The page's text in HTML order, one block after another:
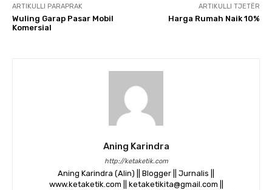
ARTIKULLI PARAPRAK
Wuling Garap Pasar Mobil
Komersial
ARTIKULLI TJETËR
Harga Rumah Naik 10%
Aning Karindra
http://ketaketik.com
Aning Karindra (Alin) || Blogger || Jurnalis ||
www.ketaketik.com || ketaketikita@gmail.com ||